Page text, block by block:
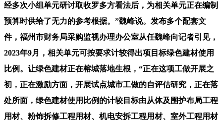
经多次小组单元研讨取收罗多方看法后，为相关单元正在编制
预算时供给了无力的参考根据。”魏峰说。发布多个配套文
件，福州市财务局采购监视办理办公室从任魏峰向记者引见，
2023年9月，相关单元可按要求计较得出项目标绿色建材使用
比例。让绿色建材正在榕城落地生根，“正在这项工做开展之
初，正在激励方面，开展试点城市工做的自评估研究，正在落
处所面，绿色建材使用比例的计较目标由从体及围护布局工程
用材、粉饰拆修工程用材、机电安拆工程用材、室外工程用材